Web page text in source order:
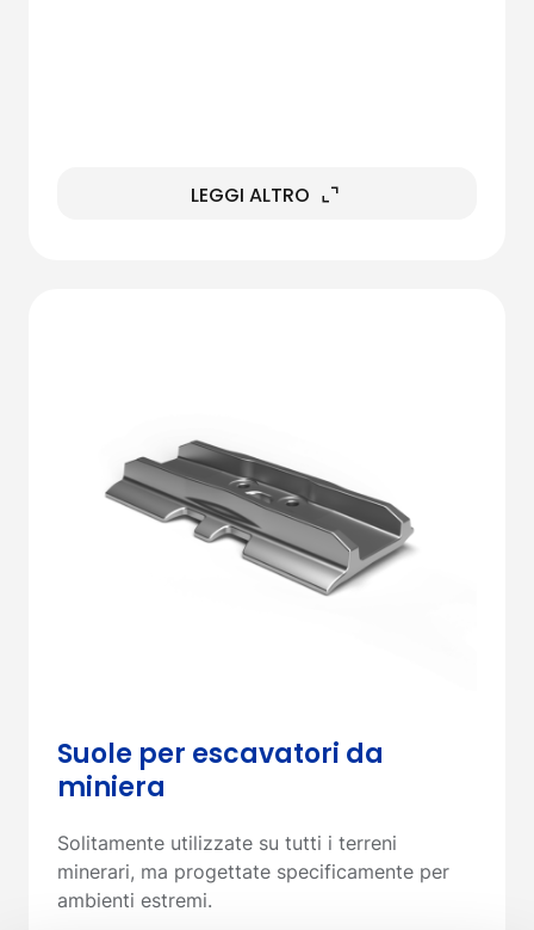
LEGGI ALTRO
Suole per escavatori da
miniera
Solitamente utilizzate su tutti i terreni
minerari, ma progettate specificamente per
ambienti estremi.